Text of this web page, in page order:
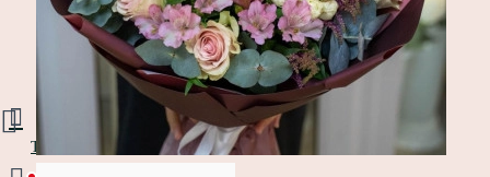
Товаров 0 (0 руб.)